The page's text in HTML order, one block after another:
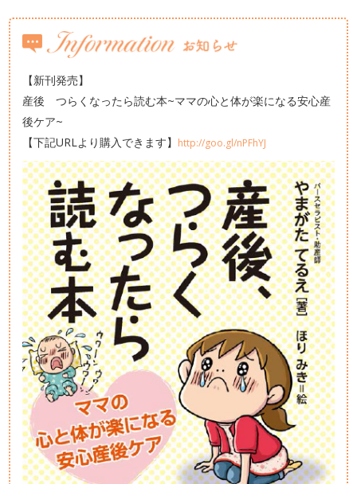
【新刊発売】
産後 つらくなったら読む本~ママの心と体が楽になる安心産
後ケア~
【下記URLより購入できます】 http://goo.gl/nPFhYJ